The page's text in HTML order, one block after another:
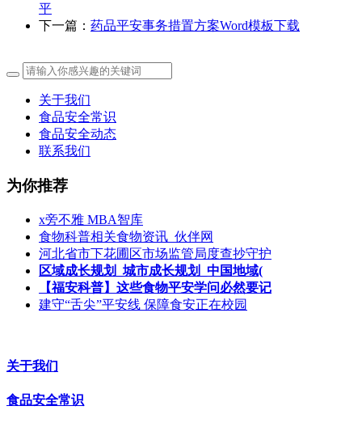
平
下一篇： 药品平安事务措置方案Word模板下载
关于我们
食品安全常识
食品安全动态
联系我们
为你推荐
x旁不雅 MBA智库
食物科普相关食物资讯_伙伴网
河北省市下花圃区市场监管局度查抄守护
区域成长规划_城市成长规划_中国地域(
【福安科普】这些食物平安学问必然要记
建守“舌尖”平安线 保障食安正在校园
关于我们
食品安全常识